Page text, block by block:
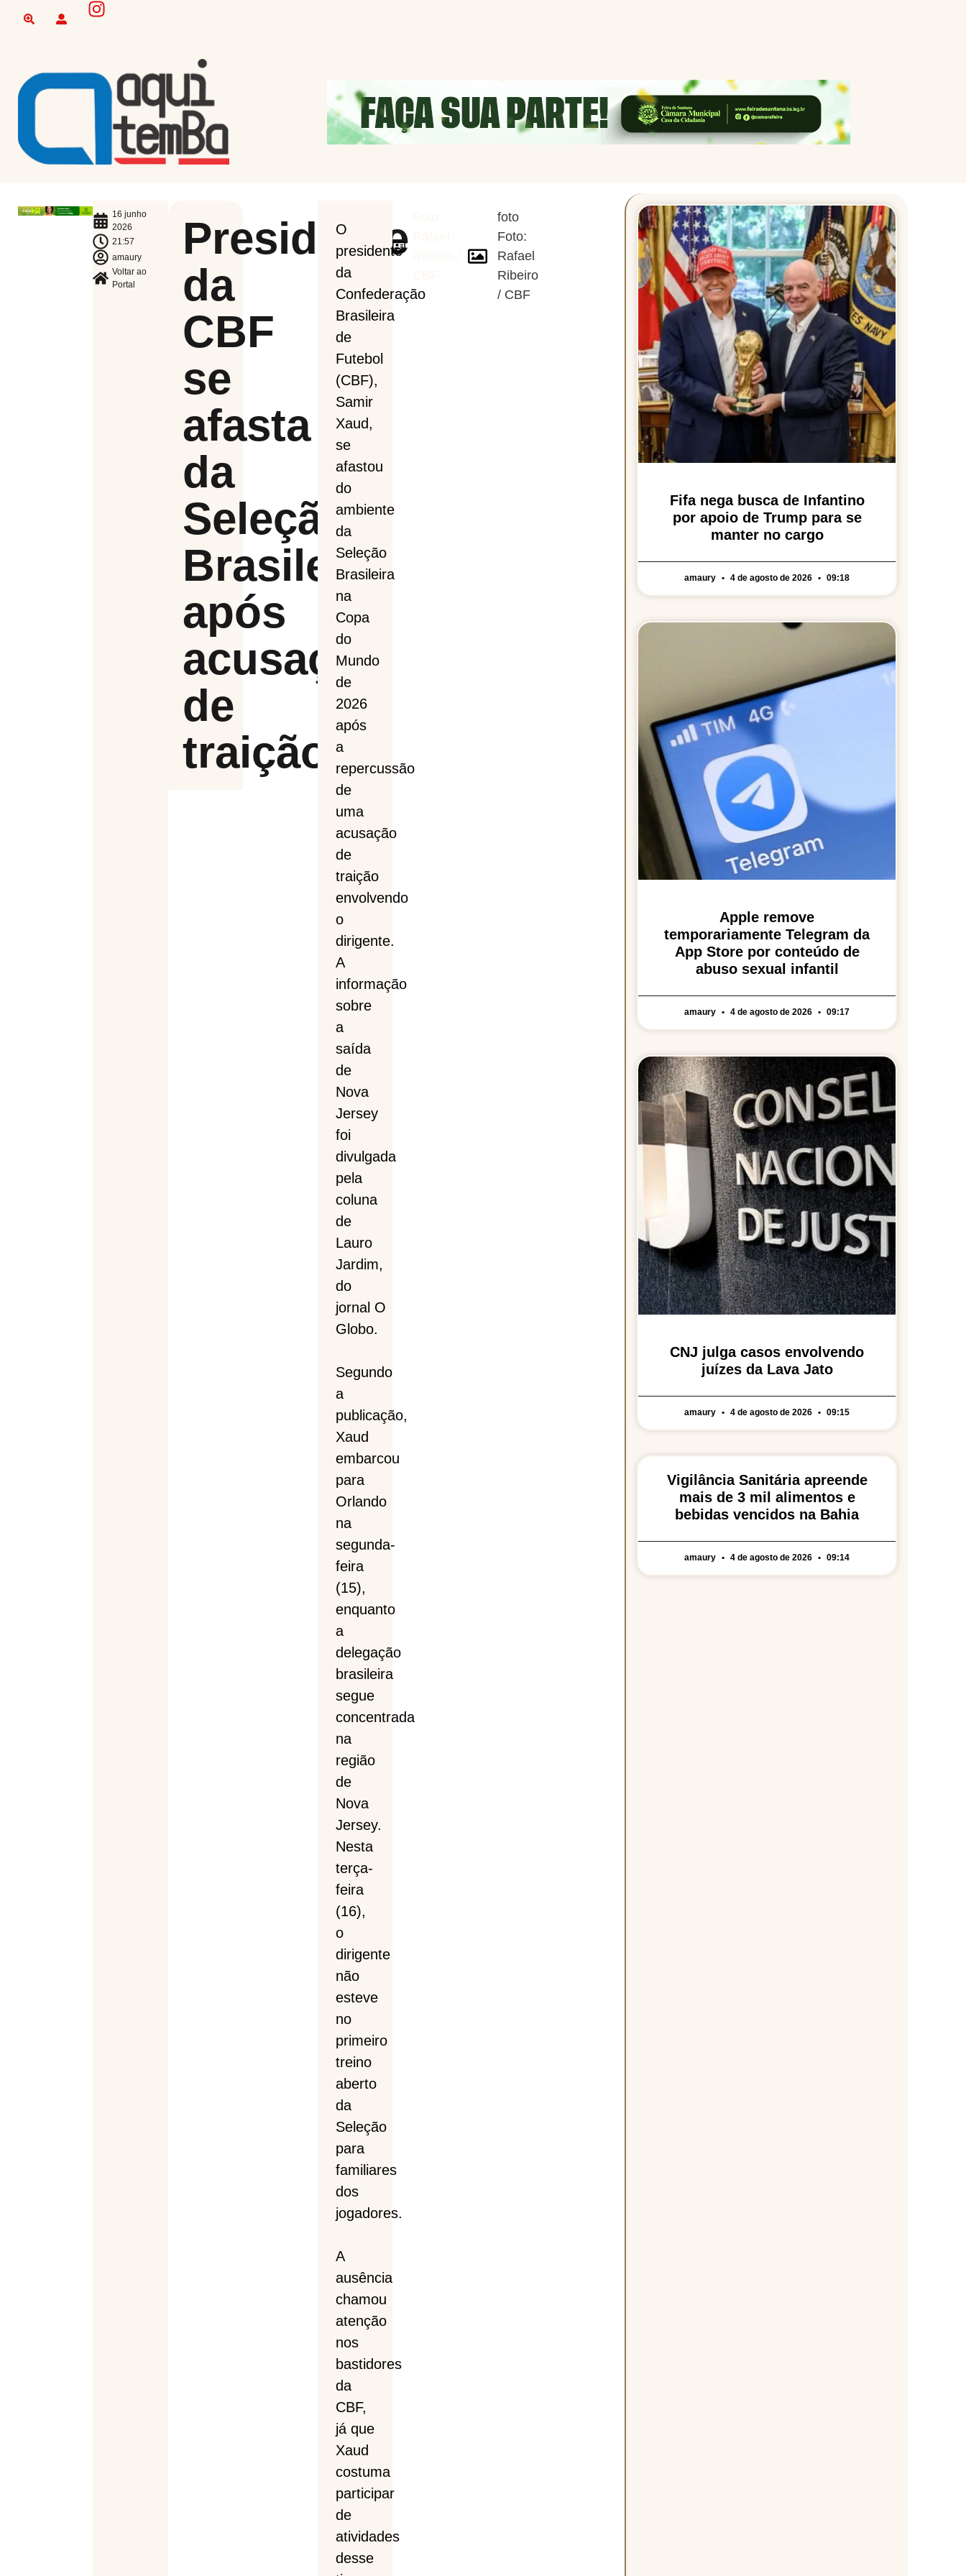
16 junho
2026
21:57
amaury
Voltar ao
Portal
Presidente
da
CBF
se
afasta
da
Seleção
Brasileira
após
acusação
de
traição
O
presidente
da
Confederação
Brasileira
de
Futebol
(CBF),
Samir
Xaud,
se
afastou
do
ambiente
da
Seleção
Brasileira
na
Copa
do
Mundo
de
2026
após
a
repercussão
de
uma
acusação
de
traição
envolvendo
o
dirigente.
A
informação
sobre
a
saída
de
Nova
Jersey
foi
divulgada
pela
coluna
de
Lauro
Jardim,
do
jornal O
Globo.
Segundo
a
publicação,
Xaud
embarcou
para
Orlando
na
segunda-
feira
(15),
enquanto
a
delegação
brasileira
segue
concentrada
na
região
de
Nova
Jersey.
Nesta
terça-
feira
(16),
o
dirigente
não
esteve
no
primeiro
treino
aberto
da
Seleção
para
familiares
dos
jogadores.
A
ausência
chamou
atenção
nos
bastidores
da
CBF,
já que
Xaud
costuma
participar
de
atividades
desse
foto
Foto:
Rafael
Ribeiro
/ CBF
Fifa nega busca de Infantino
por apoio de Trump para se
manter no cargo
amaury 4 de agosto de 2026 09:18
Apple remove
temporariamente Telegram da
App Store por conteúdo de
abuso sexual infantil
amaury 4 de agosto de 2026 09:17
CNJ julga casos envolvendo
juízes da Lava Jato
amaury 4 de agosto de 2026 09:15
Vigilância Sanitária apreende
mais de 3 mil alimentos e
bebidas vencidos na Bahia
amaury 4 de agosto de 2026 09:14